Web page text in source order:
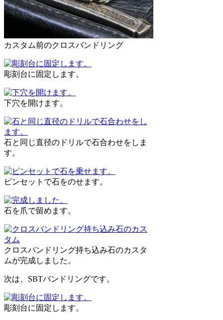
カスタム前のクロスバンドリング
彫刻台に固定します。
下穴を開けます。
石と同じ直径のドリルで石合わせをしま
す。
ピンセットで石をのせます。
石を爪で留めます。
クロスバンドリング持ち込み石のカスタ
ムが完成しました。
次は、SBTバンドリングです。
彫刻台に固定します。